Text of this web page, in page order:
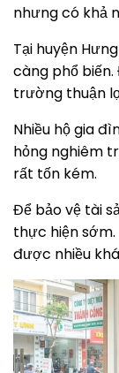
nhưng có khả
Tại huyện
càng phổ
trường thuận
Nhiều hộ gia
hỏng nghiêm
rất tốn kém.
Để bảo vệ tài
thực hiện
được nhiều